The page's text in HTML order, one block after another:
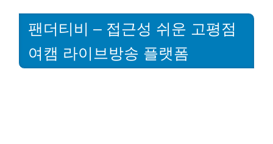
팬더티비 – 접근성 쉬운 고평점
여캠 라이브방송 플랫폼